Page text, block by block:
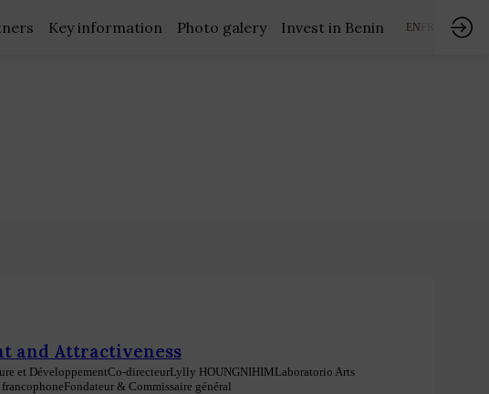
Key information Photo galery Invest in Benin EN
and Attractiveness
et DéveloppementCo-directeurLylly HOUNGNIHIMLaboratorio Arts
Fondateur & Commissaire général